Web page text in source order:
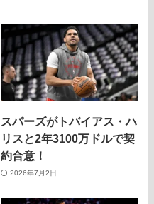
スパーズがトバイアス・ハ
リスと2年3100万ドルで契
約合意！
2026年7月2日